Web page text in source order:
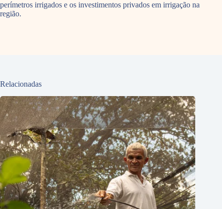
perímetros irrigados e os investimentos privados em irrigação na
região.
Relacionadas